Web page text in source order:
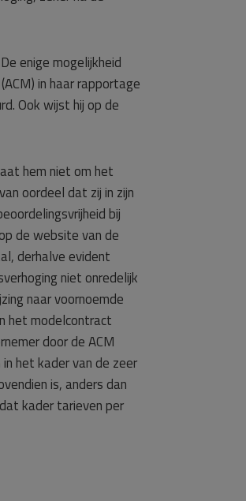
enige mogelijkheid
in haar rapportage
Ook wijst hij op de
hem niet om het
oordeel dat zij in zijn
bij
de website van de
derhalve evident
niet onredelijk
naar voornoemde
het modelcontract
door de ACM
het kader van de zeer
is, anders dan
kader tarieven per